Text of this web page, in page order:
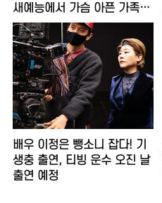
새예능에서 가슴 아픈 가족사
이야기
배우 이정은 뺑소니 잡다! 기
생충 출연, 티빙 운수 오진 날
출연 예정